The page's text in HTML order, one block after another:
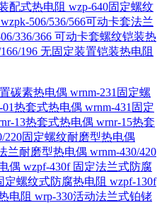
配式热电阻 wzp-640固定螺纹
wzpk-506/536/566可动卡套法兰
336/366 可动卡套螺纹铠装热
196 无固定装置铠装热电阻
碳素热电偶 wrnm-231固定螺
01热套式热电偶 wrnm-431固定
13热套式热电偶 wrnr-15热套
220固定螺纹耐磨型热电偶
兰耐磨型热电偶 wrnm-430/420
偶 wzpf-430f 固定法兰式防腐
定螺纹式防腐热电阻 wzpf-130f
电阻 wrp-330活动法兰式铂铑